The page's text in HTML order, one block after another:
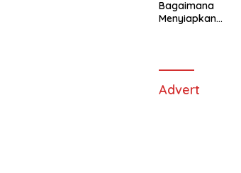
Bagaimana
Menyiapkan
Selera
Advert